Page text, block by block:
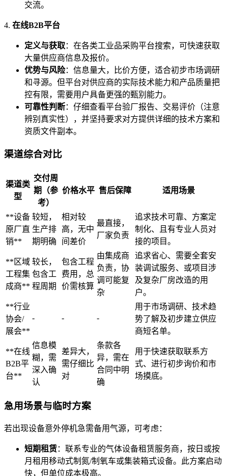
交流。
4. 在线B2B平台
定义与获取：在各类工业品采购平台搜索，可快速获取
大量供应商信息及报价。
优势与风险：信息量大，比价方便，适合初步市场调研
和寻源。但平台对供应商的实际技术能力和产品质量把
控有限，需要用户具备更强的甄别能力。
可靠性判断：仔细查看平台验厂报告、交易评价（注意
辨别真实性），并坚持要求对方提供详细的技术方案和
资质文件副本。
渠道综合对比
渠道类
型
交付周
期（参
考）
价格水平 售后保障 适用场景
**设备
原厂直
销**
较短，
生产排
期明确
相对较
高，无中
间差价
最直接，
厂家负责
追求技术可靠、方案定
制化、且有专业人员对
接的项目。
**区域
工程集
成商**
较长，
包含工
程周期
包含工程
费用，总
价需核算
由集成商
负责，协
调可能复
杂
追求省心、需要全套安
装调试服务、或项目涉
及复杂厂房改造的用
户。
**行业
协会/
展会**
- - -
用于市场调研、技术趋
势了解及初步建立供应
商短名单。
**在线
B2B平
台**
信息模
糊，需
深入确
认
差异大，
需仔细比
对
条款各
异，需在
合同中明
确
用于快速获取联系方
式、进行初步询价和市
场摸底。
急用场景与临时方案
若出现设备意外停机急需备用气源，可考虑：
短期租赁：联系专业的气体设备租赁服务商，按日或按
月租用移动式制氮/制氧车或集装箱式设备。此方案启动
快，但单位成本极高。